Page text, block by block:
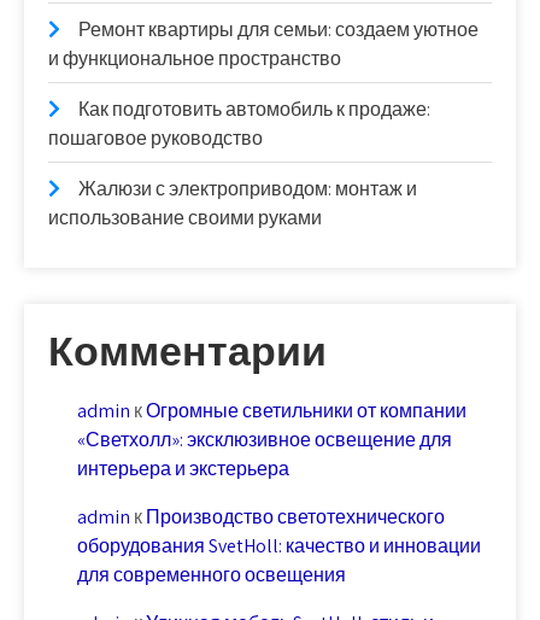
Ремонт квартиры для семьи: создаем уютное
и функциональное пространство
Как подготовить автомобиль к продаже:
пошаговое руководство
Жалюзи с электроприводом: монтаж и
использование своими руками
Комментарии
admin кОгромные светильники от компании
«Светхолл»: эксклюзивное освещение для
интерьера и экстерьера
admin кПроизводство светотехнического
оборудования SvetHoll: качество и инновации
для современного освещения